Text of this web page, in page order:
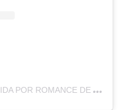
U
NA PUBLICACIÓN COMPARTIDA POR ROMANCE DE LUNA (@ALOJAMIENTOROMANCEDELUNA)